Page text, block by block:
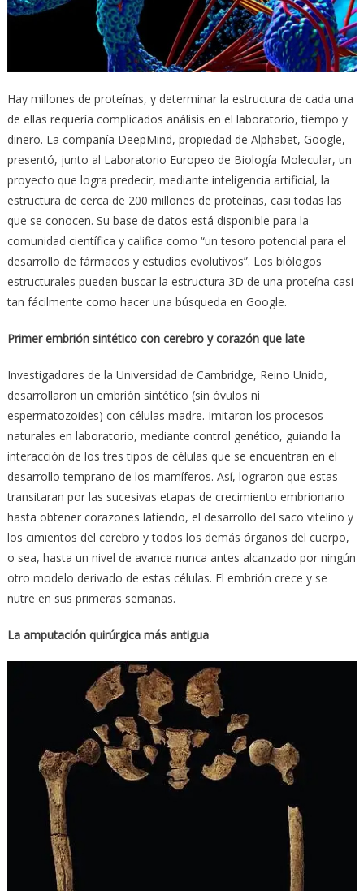
Hay millones de proteínas, y determinar la estructura de cada una
de ellas requería complicados análisis en el laboratorio, tiempo y
dinero. La compañía DeepMind, propiedad de Alphabet, Google,
presentó, junto al Laboratorio Europeo de Biología Molecular, un
proyecto que logra predecir, mediante inteligencia artificial, la
estructura de cerca de 200 millones de proteínas, casi todas las
que se conocen. Su base de datos está disponible para la
comunidad científica y califica como “un tesoro potencial para el
desarrollo de fármacos y estudios evolutivos”. Los biólogos
estructurales pueden buscar la estructura 3D de una proteína casi
tan fácilmente como hacer una búsqueda en Google.
Primer embrión sintético con cerebro y corazón que late
Investigadores de la Universidad de Cambridge, Reino Unido,
desarrollaron un embrión sintético (sin óvulos ni
espermatozoides) con células madre. Imitaron los procesos
naturales en laboratorio, mediante control genético, guiando la
interacción de los tres tipos de células que se encuentran en el
desarrollo temprano de los mamíferos. Así, lograron que estas
transitaran por las sucesivas etapas de crecimiento embrionario
hasta obtener corazones latiendo, el desarrollo del saco vitelino y
los cimientos del cerebro y todos los demás órganos del cuerpo,
o sea, hasta un nivel de avance nunca antes alcanzado por ningún
otro modelo derivado de estas células. El embrión crece y se
nutre en sus primeras semanas.
La amputación quirúrgica más antigua